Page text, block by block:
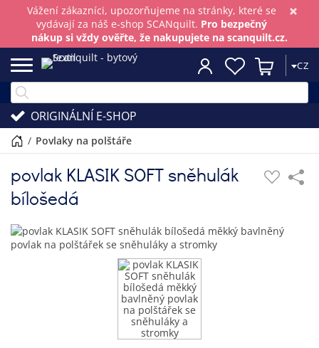
×
Vážení zákazníci, upozorňujeme na stránky, které se
vydávají za náš e-shop SCANquilt. Pro bezpečný
nákup si vždy ověřte, že nakupujete na scanquilt.cz.
CZ
ORIGINÁLNÍ E-SHOP
/ povlaky na polštáře
povlak KLASIK SOFT sněhulák
bílošedá